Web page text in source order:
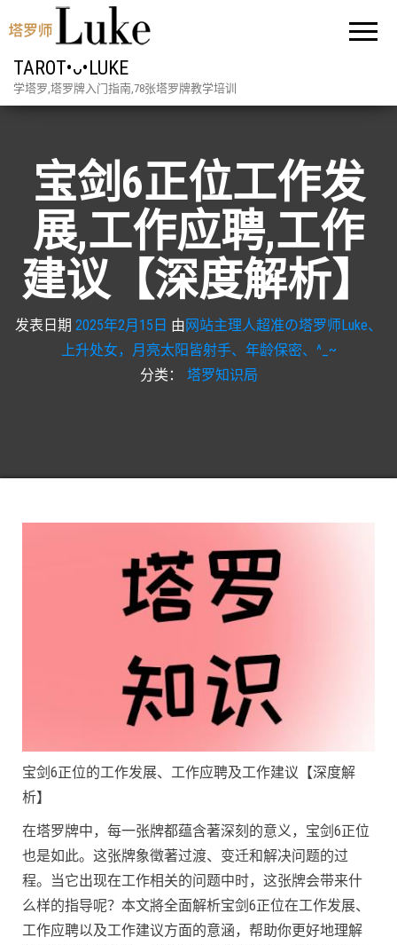
TAROT•ᴗ•LUKE
学塔罗,塔罗牌入门指南,78张塔罗牌教学培训
宝剑6正位工作发
展,工作应聘,工作
建议【深度解析】
发表日期 2025年2月15日 由网站主理人超准の塔罗师Luke、
上升处女，月亮太阳皆射手、年龄保密、^_~
分类：
塔罗知识局
宝剑6正位的工作发展、工作应聘及工作建议【深度解
析】
在塔罗牌中，每一张牌都蕴含著深刻的意义，宝剑6正位
也是如此。这张牌象徵著过渡、变迁和解决问题的过
程。当它出现在工作相关的问题中时，这张牌会带来什
么样的指导呢？本文將全面解析宝剑6正位在工作发展、
工作应聘以及工作建议方面的意涵，帮助你更好地理解